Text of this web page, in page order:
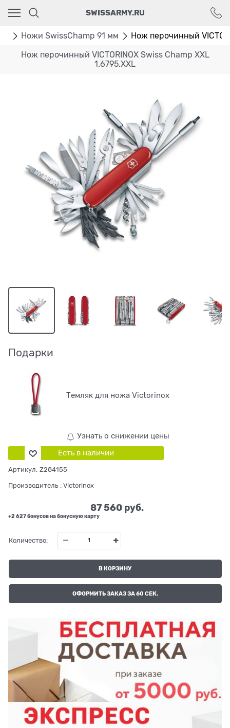
SWISSARMY.RU
Ножи SwissChamp 91 мм Нож перочинный
Нож перочинный VICTORINOX Swiss Champ XXL
1.6795.XXL
Подарки
Темляк для ножа Victorinox
Узнать о снижении цены
Есть в наличии
Артикул: Z284155
Производитель : Victorinox
87 560 руб.
+2 627 бонусов на бонусную карту
Количество:
В КОРЗИНУ
ОФОРМИТЬ ЗАКАЗ ЗА 60 СЕК.
Ваш город - Москва,
угадали?
ДА НЕТ